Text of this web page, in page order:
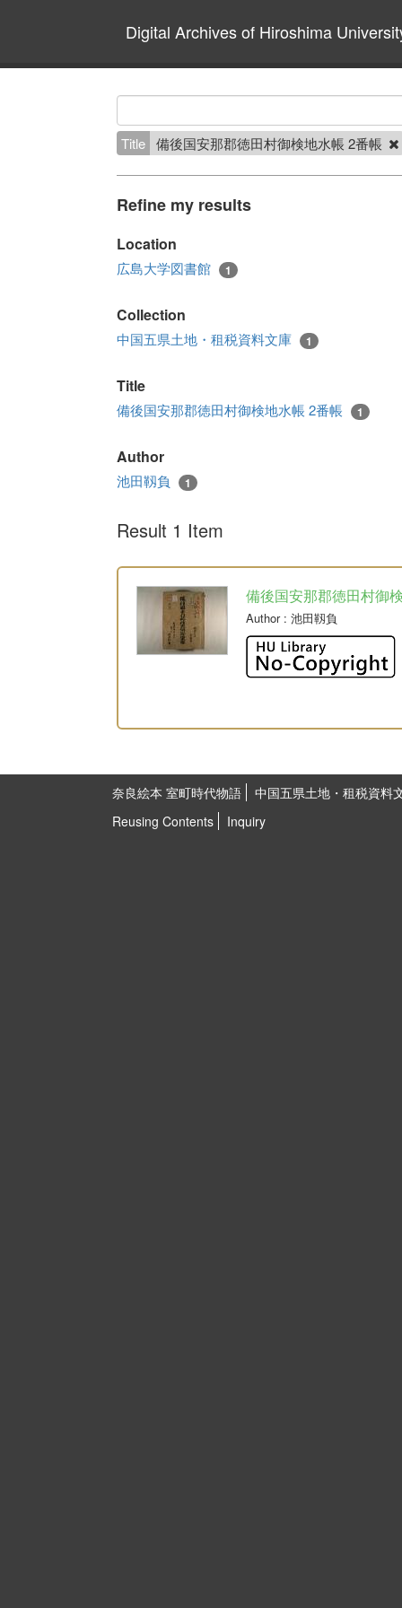
Digital Archives of Hiroshima
Title 備後国安那郡徳田村御検地水帳 2番帳
Refine my results
Location
広島大学図書館 1
Collection
中国五県土地・租税資料文庫 1
Title
備後国安那郡徳田村御検地水帳 2番帳 1
Author
池田靱負 1
Result 1 Item
備後国安那郡徳田村御
Author: 池田靱負
奈良絵本 室町時代物語
中国五県土地・租税資料
Reusing Contents
Inquiry